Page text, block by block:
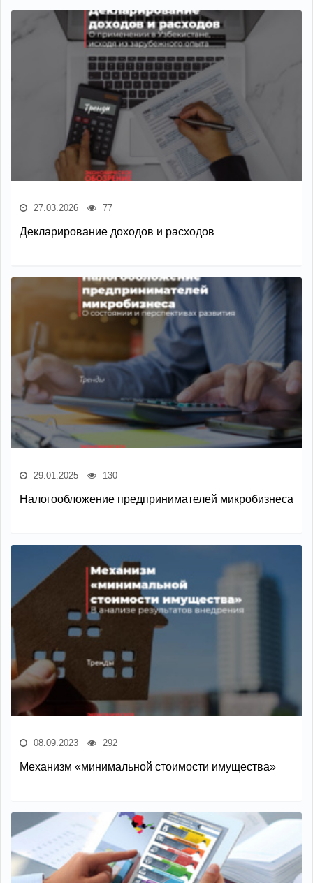
27.03.2026 77
Декларирование доходов и расходов
29.01.2025 130
Налогообложение предпринимателей микробизнеса
08.09.2023 292
Механизм «минимальной стоимости имущества»